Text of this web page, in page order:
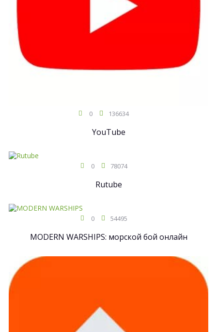
0 136634
YouTube
0 78074
Rutube
0 54495
MODERN WARSHIPS: морской бой онлайн